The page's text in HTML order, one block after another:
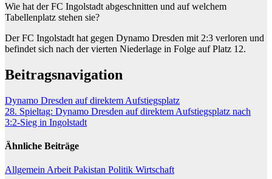
Wie hat der FC Ingolstadt abgeschnitten und auf welchem
Tabellenplatz stehen sie?
Der FC Ingolstadt hat gegen Dynamo Dresden mit 2:3 verloren und
befindet sich nach der vierten Niederlage in Folge auf Platz 12.
Beitragsnavigation
Dynamo Dresden auf direktem Aufstiegsplatz
28. Spieltag: Dynamo Dresden auf direktem Aufstiegsplatz nach
3:2-Sieg in Ingolstadt
Ähnliche Beiträge
Allgemein Arbeit Pakistan Politik Wirtschaft